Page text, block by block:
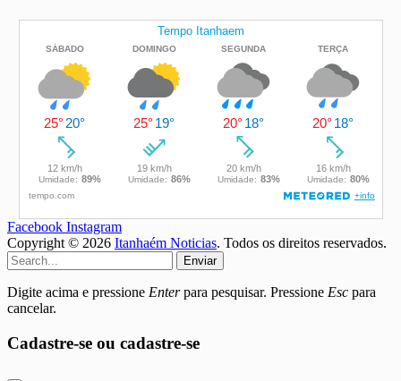
Facebook Instagram
Copyright © 2026 Itanhaém Noticias. Todos os direitos reservados.
Enviar
Digite acima e pressione Enterpara pesquisar. Pressione Esc para
cancelar.
Cadastre-se ou cadastre-se